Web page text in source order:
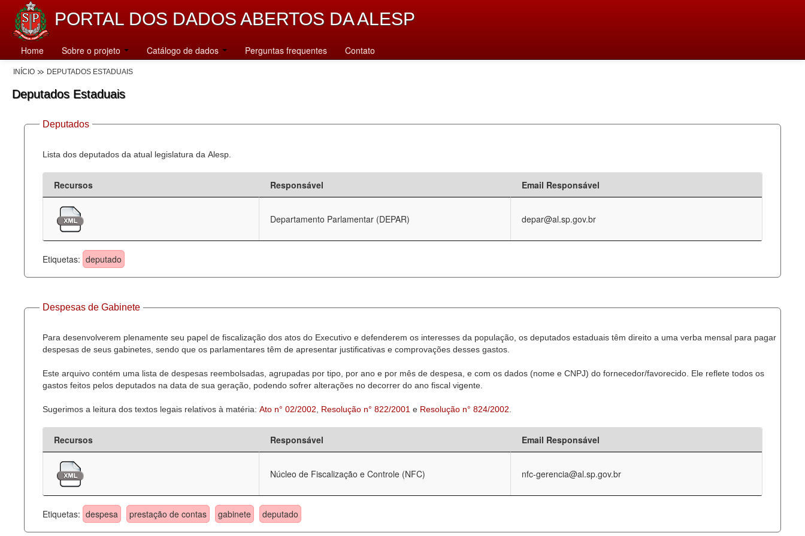
PORTAL DOS DADOS ABERTOS DA ALESP
Home Sobre o projeto Catálogo de dados Perguntas frequentes Contato
INÍCIO DEPUTADOS ESTADUAIS
Deputados Estaduais
Deputados
Lista dos deputados da atual legislatura da Alesp.
Recursos Responsável Email Responsável
Departamento Parlamentar (DEPAR) depar@al.sp.gov.br
Etiquetas: deputado
Despesas de Gabinete
Para desenvolverem plenamente seu papel de fiscalização dos atos do Executivo e defenderem os interesses da população, os deputados estaduais têm direito a uma verba mensal para pagar
despesas de seus gabinetes, sendo que os parlamentares têm de apresentar justificativas e comprovações desses gastos.
Este arquivo contém uma lista de despesas reembolsadas, agrupadas por tipo, por ano e por mês de despesa, e com os dados (nome e CNPJ) do fornecedor/favorecido. Ele reflete todos os
gastos feitos pelos deputados na data de sua geração, podendo sofrer alterações no decorrer do ano fiscal vigente.
Sugerimos a leitura dos textos legais relativos à matéria: Ato n° 02/2002 Resolução n° 822/2001 e Resolução n° 824/2002
Recursos Responsável Email Responsável
Núcleo de Fiscalização e Controle (NFC) nfc-gerencia@al.sp.gov.br
Etiquetas: despesa prestação de contas gabinete deputado